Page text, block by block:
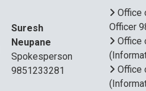
Suresh
Neupane
Spokesperson
9851233281
Office
Officer
Office
Office